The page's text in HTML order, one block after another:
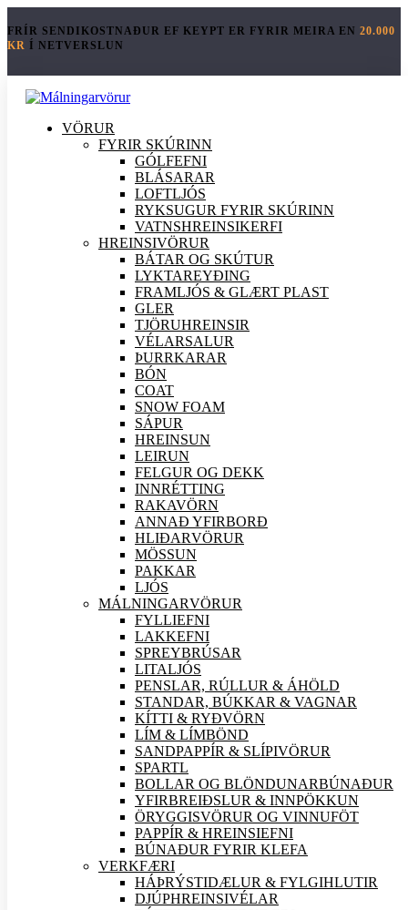
FRÍR SENDIKOSTNAÐUR EF KEYPT ER FYRIR MEIRA EN 20.000
KR Í NETVERSLUN
VÖRUR
FYRIR SKÚRINN
GÓLFEFNI
BLÁSARAR
LOFTLJÓS
RYKSUGUR FYRIR SKÚRINN
VATNSHREINSIKERFI
HREINSIVÖRUR
BÁTAR OG SKÚTUR
LYKTAREYÐING
FRAMLJÓS & GLÆRT PLAST
GLER
TJÖRUHREINSIR
VÉLARSALUR
ÞURRKARAR
BÓN
COAT
SNOW FOAM
SÁPUR
HREINSUN
LEIRUN
FELGUR OG DEKK
INNRÉTTING
RAKAVÖRN
ANNAÐ YFIRBORÐ
HLIÐARVÖRUR
MÖSSUN
PAKKAR
LJÓS
MÁLNINGARVÖRUR
FYLLIEFNI
LAKKEFNI
SPREYBRÚSAR
LITALJÓS
PENSLAR, RÚLLUR & ÁHÖLD
STANDAR, BÚKKAR & VAGNAR
KÍTTI & RYÐVÖRN
LÍM & LÍMBÖND
SANDPAPPÍR & SLÍPIVÖRUR
SPARTL
BOLLAR OG BLÖNDUNARBÚNAÐUR
YFIRBREIÐSLUR & INNPÖKKUN
ÖRYGGISVÖRUR OG VINNUFÖT
PAPPÍR & HREINSIEFNI
BÚNAÐUR FYRIR KLEFA
VERKFÆRI
HÁÞRÝSTIDÆLUR & FYLGIHLUTIR
DJÚPHREINSIVÉLAR